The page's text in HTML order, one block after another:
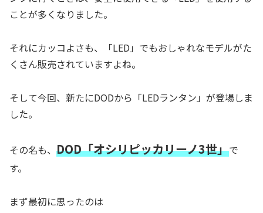
ことが多くなりました。
それにカッコよさも、「LED」でもおしゃれなモデルがた
くさん販売されていますよね。
そして今回、新たにDODから「LEDランタン」が登場しま
した。
その名も、 DOD「オシリピッカリーノ3世」で
す。
まず最初に思ったのは